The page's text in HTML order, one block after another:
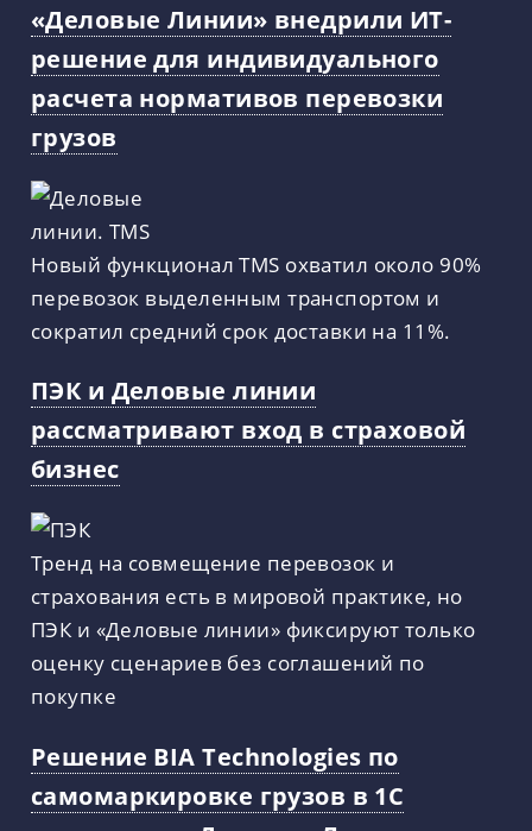
«Деловые Линии» внедрили ИТ-
решение для индивидуального
расчета нормативов перевозки
грузов
Новый функционал TMS охватил около 90%
перевозок выделенным транспортом и
сократил средний срок доставки на 11%.
ПЭК и Деловые линии
рассматривают вход в страховой
бизнес
Тренд на совмещение перевозок и
страхования есть в мировой практике, но
ПЭК и «Деловые линии» фиксируют только
оценку сценариев без соглашений по
покупке
Решение BIA Technologies по
самомаркировке грузов в 1С